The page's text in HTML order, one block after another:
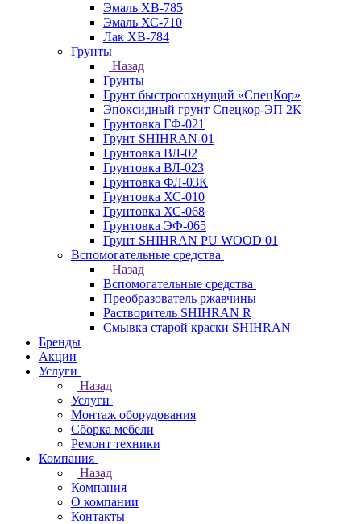
Эмаль ХВ-785
Эмаль ХС-710
Лак ХВ-784
Грунты
Назад
Грунты
Грунт быстросохнущий «СпецКор»
Эпоксидный грунт Спецкор-ЭП 2К
Грунтовка ГФ-021
Грунт SHIHRAN-01
Грунтовка ВЛ-02
Грунтовка ВЛ-023
Грунтовка ФЛ-03К
Грунтовка ХС-010
Грунтовка ХС-068
Грунтовка ЭФ-065
Грунт SHIHRAN PU WOOD 01
Вспомогательные средства
Назад
Вспомогательные средства
Преобразователь ржавчины
Растворитель SHIHRAN R
Смывка старой краски SHIHRAN
Бренды
Акции
Услуги
Назад
Услуги
Монтаж оборудования
Сборка мебели
Ремонт техники
Компания
Назад
Компания
О компании
Контакты